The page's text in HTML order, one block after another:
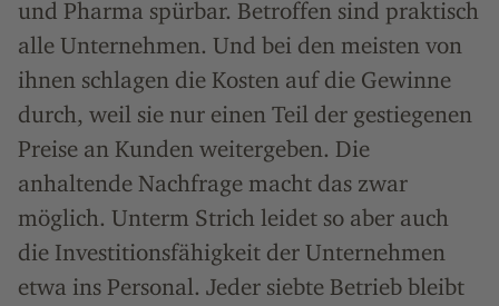
und Pharma spürbar. Betroffen sind praktisch
alle Unternehmen. Und bei den meisten von
ihnen schlagen die Kosten auf die Gewinne
durch, weil sie nur einen Teil der gestiegenen
Preise an Kunden weitergeben. Die
anhaltende Nachfrage macht das zwar
möglich. Unterm Strich leidet so aber auch
die Investitionsfähigkeit der Unternehmen
etwa ins Personal. Jeder siebte Betrieb bleibt